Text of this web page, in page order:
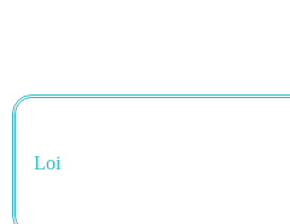
Loi